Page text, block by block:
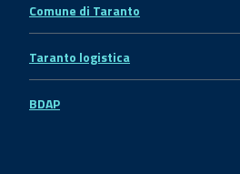
Comune di Taranto
Taranto logistica
BDAP